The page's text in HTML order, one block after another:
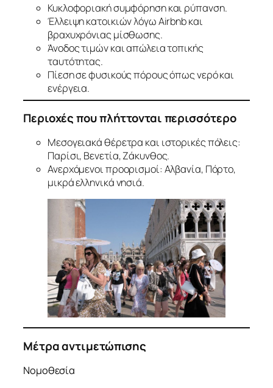
Κυκλοφοριακή συμφόρηση και ρύπανση.
Έλλειψη κατοικιών λόγω Airbnb και
βραχυχρόνιας μίσθωσης.
Άνοδος τιμών και απώλεια τοπικής
ταυτότητας.
Πίεση σε φυσικούς πόρους όπως νερό και
ενέργεια.
Περιοχές που πλήττονται περισσότερο
Μεσογειακά θέρετρα και ιστορικές πόλεις:
Παρίσι, Βενετία, Ζάκυνθος.
Ανερχόμενοι προορισμοί: Αλβανία, Πόρτο,
μικρά ελληνικά νησιά.
Μέτρα αντιμετώπισης
Νομοθεσία